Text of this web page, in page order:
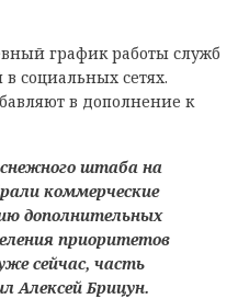
график работы служб
социальных сетях.
в дополнение к
штаба на
коммерческие
дополнительных
приоритетов
сейчас, часть
Алексей Брицун.